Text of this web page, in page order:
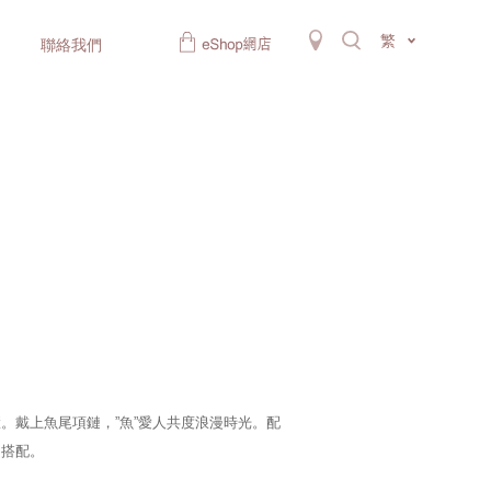
聯絡我們 繁
戴上魚尾項鏈，”魚”愛人共度浪漫時光。配
配。